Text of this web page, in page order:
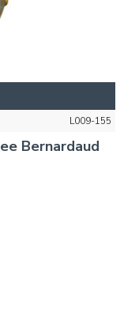
L009-155
Bernardaud